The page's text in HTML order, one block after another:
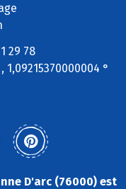
29 78
1,09215370000004 °
D'arc (76000) est